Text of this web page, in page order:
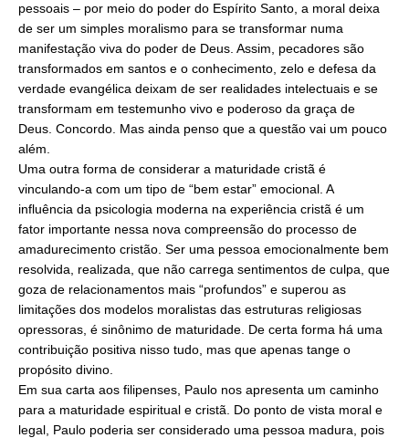
pessoais – por meio do poder do Espírito Santo, a moral deixa
de ser um simples moralismo para se transformar numa
manifestação viva do poder de Deus. Assim, pecadores são
transformados em santos e o conhecimento, zelo e defesa da
verdade evangélica deixam de ser realidades intelectuais e se
transformam em testemunho vivo e poderoso da graça de
Deus. Concordo. Mas ainda penso que a questão vai um pouco
além.
Uma outra forma de considerar a maturidade cristã é
vinculando-a com um tipo de “bem estar” emocional. A
influência da psicologia moderna na experiência cristã é um
fator importante nessa nova compreensão do processo de
amadurecimento cristão. Ser uma pessoa emocionalmente bem
resolvida, realizada, que não carrega sentimentos de culpa, que
goza de relacionamentos mais “profundos” e superou as
limitações dos modelos moralistas das estruturas religiosas
opressoras, é sinônimo de maturidade. De certa forma há uma
contribuição positiva nisso tudo, mas que apenas tange o
propósito divino.
Em sua carta aos filipenses, Paulo nos apresenta um caminho
para a maturidade espiritual e cristã. Do ponto de vista moral e
legal, Paulo poderia ser considerado uma pessoa madura, pois